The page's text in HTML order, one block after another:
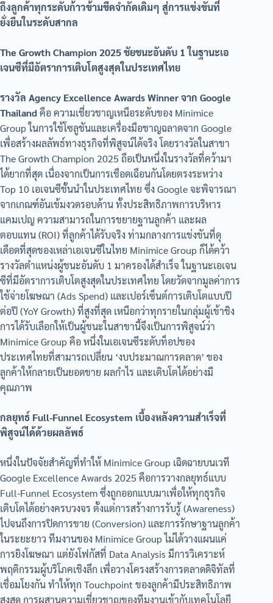
ถึงลูกค้าทุกระดับก้าวข้ามขีดจำกัดเดิมๆ สู่การแข่งขันที่
ยั่งยืนในระดับสากล
The Growth Champion 2025 ชัยชนะอันดับ 1 ในฐานะเอ
เจนซีที่มีอัตราการเติบโตสูงสุดในประเทศไทย
รางวัล Agency Excellence Awards Winner จาก Google
Thailand คือ ความเชี่ยวชาญเหนือระดับของ Minimice
Group ในการใช้โซลูชันและเครื่องมือชาญฉลาดจาก Google
เพื่อสร้างผลลัพธ์ทางธุรกิจที่พิสูจน์ได้จริง โดยรางวัลในสาขา
The Growth Champion 2025 ถือเป็นหนึ่งในรางวัลที่คว้ามา
ได้ยากที่สุด เนื่องจากเป็นการเชือดเฉือนกันโดยตรงระหว่าง
Top 10 เอเจนซีชั้นนำในประเทศไทย ซึ่ง Google จะพิจารณา
จากเกณฑ์อันเข้มงวดรอบด้าน ทั้งประสิทธิภาพการบริหาร
แคมเปญ ความสามารถในการขยายฐานลูกค้า และผล
ตอบแทน (ROI) ที่ลูกค้าได้รับจริง ท่ามกลางการแข่งขันที่ดุ
เดือดที่สุดของเหล่าเอเจนซีในไทย Minimice Group ก็ได้คว้า
รางวัลตำแหน่งผู้ชนะอันดับ 1 มาครองได้สำเร็จ ในฐานะเอเจน
ซีที่มีอัตราการเติบโตสูงสุดในประเทศไทย โดยวัดจากมูลค่าการ
ใช้จ่ายโฆษณา (Ads Spend) และเปอร์เซ็นต์การเติบโตแบบปี
ต่อปี (YoY Growth) ที่สูงที่สุด เหนือกว่าทุกรายในกลุ่มผู้เข้าชิง
การได้รับเลือกให้เป็นผู้ชนะในสาขานี้จึงเป็นการพิสูจน์ว่า
Minimice Group คือ หนึ่งในเอเจนซีระดับท็อปของ
ประเทศไทยที่สามารถเปลี่ยน ‘งบประมาณการตลาด’ ของ
ลูกค้าให้กลายเป็นยอดขาย ผลกำไร และเติบโตได้อย่างมี
คุณภาพ
กลยุทธ์ Full-Funnel Ecosystem เบื้องหลังความสำเร็จที่
พิสูจน์ได้ด้วยผลลัพธ์
หนึ่งในปัจจัยสำคัญที่ทำให้ Minimice Group เฉิดฉายบนเวที
Google Excellence Awards 2025 คือการวางกลยุทธ์แบบ
Full-Funnel Ecosystem ซึ่งถูกออกแบบมาเพื่อให้ทุกธุรกิจ
เติบโตได้อย่างครบวงจร ตั้งแต่การสร้างการรับรู้ (Awareness)
ไปจนถึงการปิดการขาย (Conversion) และการรักษาฐานลูกค้า
ในระยะยาว ทีมงานของ Minimice Group ไม่ได้วางแผนแค่
การยิงโฆษณา แต่ยังโฟกัสที่ Data Analysis มีการวิเคราะห์
พฤติกรรมผู้บริโภคเชิงลึก เพื่อวางโครงสร้างการตลาดดิจิทัลที่
เชื่อมโยงกัน ทำให้ทุก Touchpoint ของลูกค้ามีประสิทธิภาพ
สูงสุด การผสานความเชี่ยวชาญของทีมงานเข้ากับเทคโนโลยี